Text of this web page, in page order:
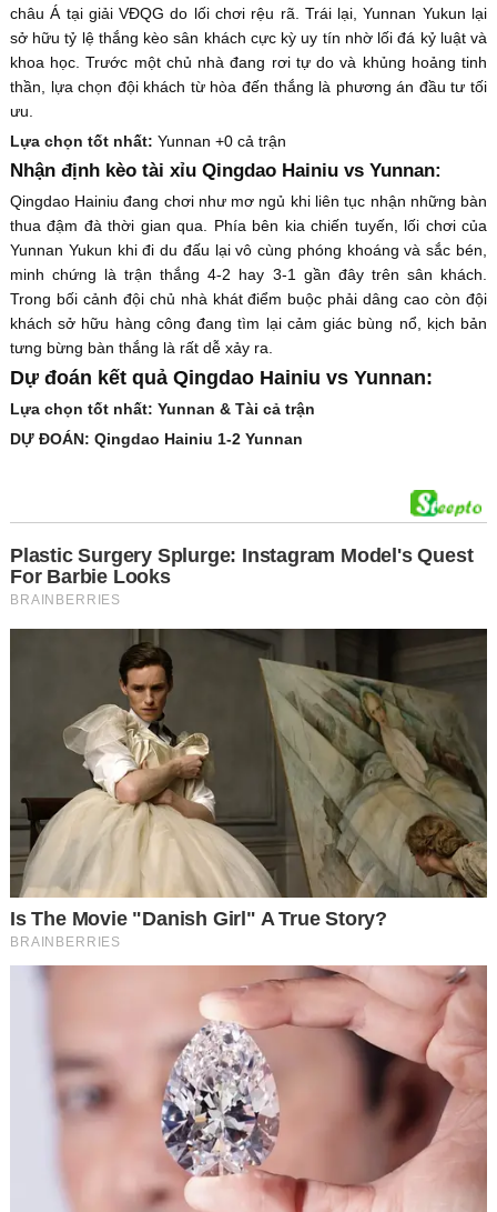
châu Á tại giải VĐQG do lối chơi rệu rã. Trái lại, Yunnan Yukun lại
sở hữu tỷ lệ thắng kèo sân khách cực kỳ uy tín nhờ lối đá kỷ luật và
khoa học. Trước một chủ nhà đang rơi tự do và khủng hoảng tinh
thần, lựa chọn đội khách từ hòa đến thắng là phương án đầu tư tối
ưu.
Lựa chọn tốt nhất: Yunnan +0 cả trận
Nhận định kèo tài xỉu Qingdao Hainiu vs Yunnan:
Qingdao Hainiu đang chơi như mơ ngủ khi liên tục nhận những bàn
thua đậm đà thời gian qua. Phía bên kia chiến tuyến, lối chơi của
Yunnan Yukun khi đi du đấu lại vô cùng phóng khoáng và sắc bén,
minh chứng là trận thắng 4-2 hay 3-1 gần đây trên sân khách.
Trong bối cảnh đội chủ nhà khát điểm buộc phải dâng cao còn đội
khách sở hữu hàng công đang tìm lại cảm giác bùng nổ, kịch bản
tưng bừng bàn thắng là rất dễ xảy ra.
Dự đoán kết quả Qingdao Hainiu vs Yunnan:
Lựa chọn tốt nhất: Yunnan & Tài cả trận
DỰ ĐOÁN: Qingdao Hainiu 1-2 Yunnan